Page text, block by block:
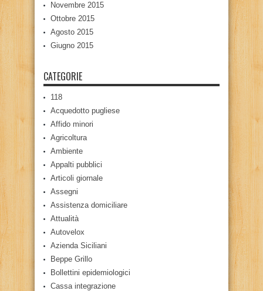
Novembre 2015
Ottobre 2015
Agosto 2015
Giugno 2015
CATEGORIE
118
Acquedotto pugliese
Affido minori
Agricoltura
Ambiente
Appalti pubblici
Articoli giornale
Assegni
Assistenza domiciliare
Attualità
Autovelox
Azienda Siciliani
Beppe Grillo
Bollettini epidemiologici
Cassa integrazione